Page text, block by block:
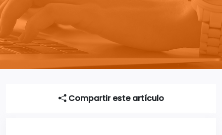
Compartir este artículo